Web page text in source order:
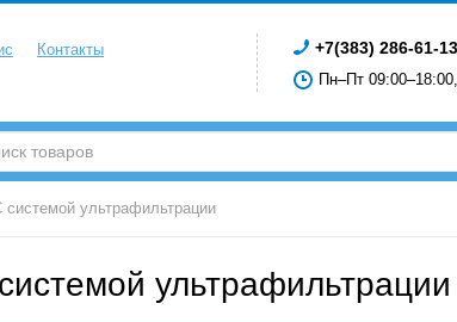
Контакты
+7(383) 286-61-13
Пн–Пт
системой ультрафильтрации
ультрафильтрации